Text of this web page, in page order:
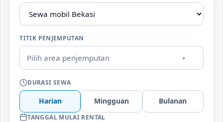
TITIK PENJEMPUTAN
Pilih area penjemputan ▾
DURASI SEWA
Harian Mingguan Bulanan
TANGGAL MULAI RENTAL